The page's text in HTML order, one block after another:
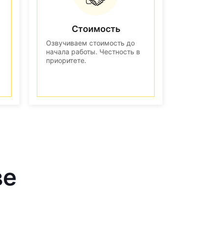
Стоимость
Озвучиваем стоимость до
начала работы. Честность в
приоритете.